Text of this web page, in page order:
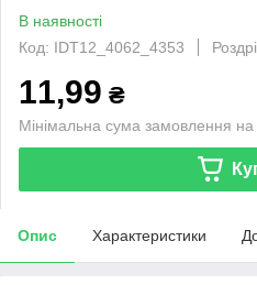
В наявності
Код: IDT12_4062_4353
11,99 ₴
Мінімальна сума замовлення
Опис Характеристики